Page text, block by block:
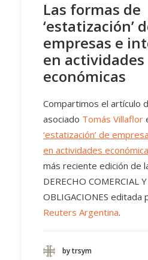
Las formas de
‘estatización’
empresas e
en actividades
económicas
Compartimos el artículo
asociado Tomás Villaflor
‘estatización’ de
en actividades
más reciente edición de
DERECHO COMERCIAL
OBLIGACIONES editada
Reuters Argentina.
by trsym